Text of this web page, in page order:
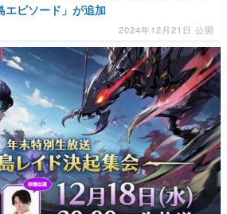
エピソード」が追加
2024年12月21日 公開